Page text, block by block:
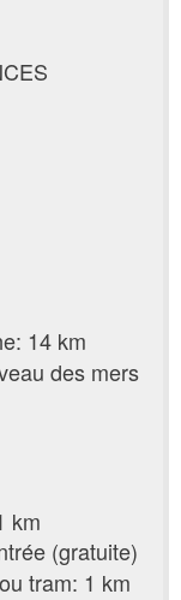
14 km
des mers
km
(gratuite)
tram: 1 km